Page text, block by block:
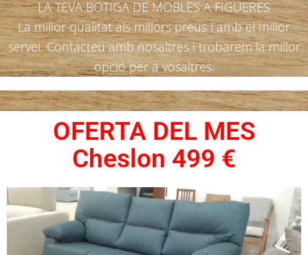
LA TEVA BOTIGA DE MOBLES A FIGUERES
La millor qualitat als millors preus i amb el millor
servei. Contacteu amb nosaltres i trobarem la millor
opció per a vosaltres.
OFERTA DEL MES
Cheslon 499 €